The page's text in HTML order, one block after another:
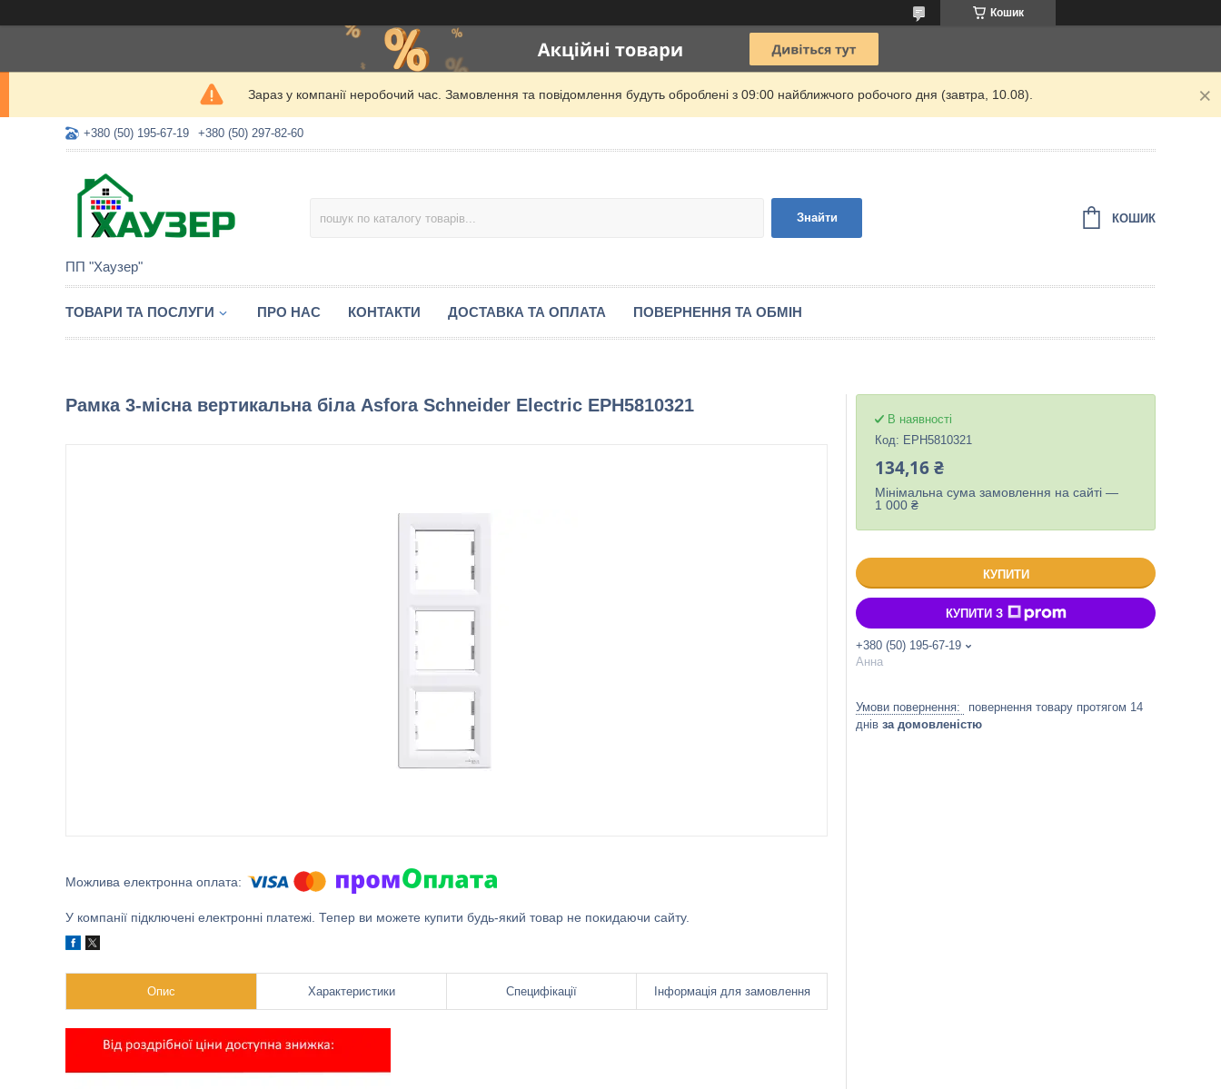
Кошик
Зараз у компанії неробочий час. Замовлення та повідомлення будуть оброблені з 09:00 найближчого робочого дня (завтра, 10.08).
+380 (50) 195-67-19 +380 (50) 297-82-60
ПП "Хаузер"
Знайти КОШИК
ТОВАРИ ТА ПОСЛУГИ ПРО НАС КОНТАКТИ ДОСТАВКА ТА ОПЛАТА ПОВЕРНЕННЯ ТА ОБМІН
Рамка 3-місна вертикальна біла Asfora Schneider Electric EPH5810321
У компанії підключені електронні платежі. Тепер ви можете купити будь-який товар не покидаючи сайту.
Опис Характеристики Специфікації Інформація для замовлення
В наявності
Код: EPH5810321
134,16 ₴
Мінімальна сума замовлення на сайті —
1 000 ₴
КУПИТИ
КУПИТИ З
+380 (50) 195-67-19
Анна
повернення товару протягом 14
днів за домовленістю